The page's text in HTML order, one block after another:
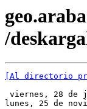
/
[Al directorio
viernes, 28
lunes, 25 de